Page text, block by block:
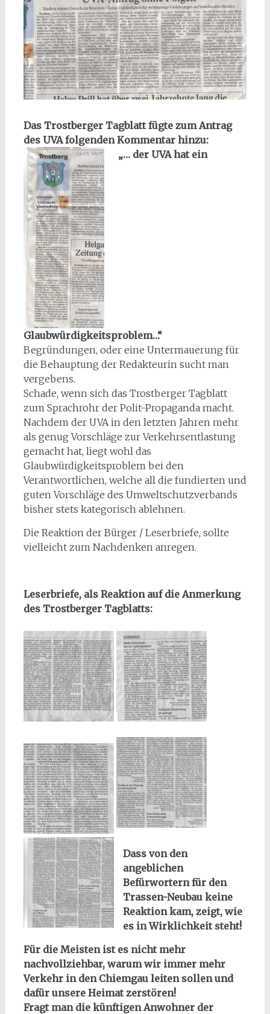
Das Trostberger Tagblatt fügte zum Antrag
des UVA folgenden Kommentar hinzu:
„… der UVA hat ein
Glaubwürdigkeitsproblem…“
Begründungen, oder eine Untermauerung für
die Behauptung der Redakteurin sucht man
vergebens.
Schade, wenn sich das Trostberger Tagblatt
zum Sprachrohr der Polit-Propaganda macht.
Nachdem der UVA in den letzten Jahren mehr
als genug Vorschläge zur Verkehrsentlastung
gemacht hat, liegt wohl das
Glaubwürdigkeitsproblem bei den
Verantwortlichen, welche all die fundierten und
guten Vorschläge des Umweltschutzverbands
bisher stets kategorisch ablehnen.
Die Reaktion der Bürger / Leserbriefe, sollte
vielleicht zum Nachdenken anregen.
Leserbriefe, als Reaktion auf die Anmerkung
des Trostberger Tagblatts:
Dass von den
angeblichen
Befürwortern für den
Trassen-Neubau keine
Reaktion kam, zeigt, wie
es in Wirklichkeit steht!
Für die Meisten ist es nicht mehr
nachvollziehbar, warum wir immer mehr
Verkehr in den Chiemgau leiten sollen und
dafür unsere Heimat zerstören!
Fragt man die künftigen Anwohner der